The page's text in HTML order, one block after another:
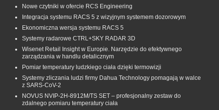
Nowe czytniki w ofercie RCS Engineering
Integracja systemu RACS 5 z wizyjnym systemem dozorowym
Ekonomiczna wersja systemu RACS 5
Systemy radarowe CTRL+SKY RADAR 3D
Wisenet Retail Insight w Europie. Narzędzie do efektywnego
zarządzania w handlu detalicznym
Pomiar temperatury ludzkiego ciała dzięki termowizji
Systemy zliczania ludzi firmy Dahua Technology pomagają w walce
z SARS-CoV-2
NOVUS NVIP-2H-8912M/TS SET – profesjonalny zestaw do
zdalnego pomiaru temperatury ciała